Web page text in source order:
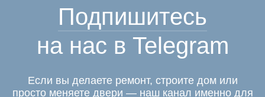
Подпишитесь
на нас в Telegram
Если вы делаете ремонт, строите дом или
просто меняете двери — наш канал именно для